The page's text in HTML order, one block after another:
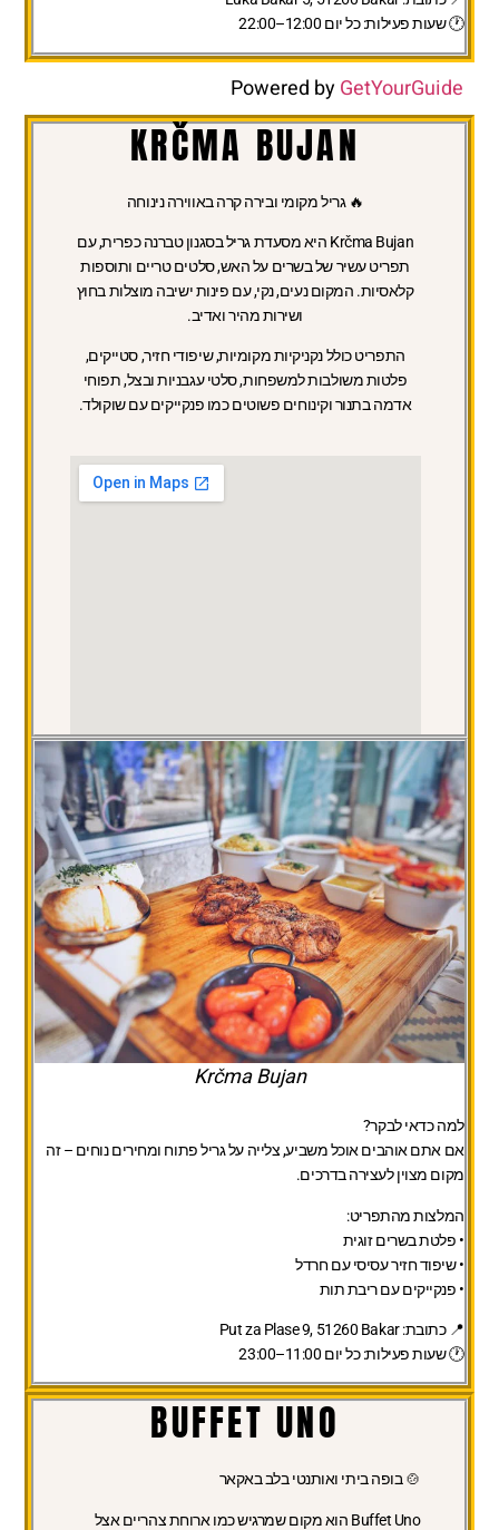
🕐 שעות פעילות:כל יום 12:00–22:00
Powered byGetYourGuide
KRČMA BUJAN
🔥 גריל מקומי ובירה קרה באווירה נינוחה
Krčma Bujan היא מסעדת גריל בסגנון טברנה כפרית, עם
תפריט עשיר של בשרים על האש, סלטים טריים ותוספות
קלאסיות. המקום נעים, נקי, עם פינות ישיבה מוצלות בחוץ
ושירות מהיר ואדיב.
התפריטכולל נקניקיות מקומיות, שיפודי חזיר, סטייקים,
פלטות משולבות למשפחות, סלטי עגבניות ובצל, תפוחי
אדמה בתנור וקינוחים פשוטים כמו פנקייקים עם שוקולד.
Krčma Bujan
למה כדאי לבקר?
אם אתם אוהבים אוכל משביע, צלייה על גריל פתוח ומחירים נוחים – זה
מקום מצוין לעצירה בדרכים.
המלצות מהתפריט:
• פלטת בשרים זוגית
• שיפוד חזיר עסיסי עם חרדל
• פנקייקים עם ריבת תות
📍 כתובת:Put za Plase 9, 51260 Bakar
🕐 שעות פעילות:כל יום 11:00–23:00
BUFFET UNO
🍲 בופה ביתי ואותנטי בלב באקאר
Buffet Uno הוא מקום שמרגיש כמו ארוחת צהריים אצל